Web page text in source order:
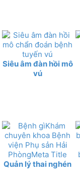
Siêu âm đàn hồi mô
vú
Quản lý thai nghén